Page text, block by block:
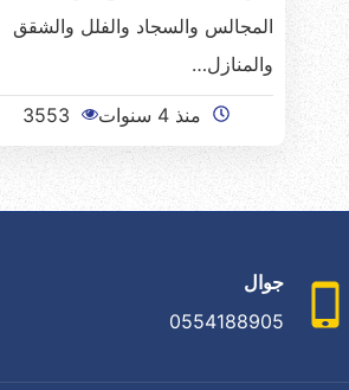
المجالس والسجاد والفلل والشقق
والمنازل…
منذ 4 سنوات 3553
جوال
0554188905